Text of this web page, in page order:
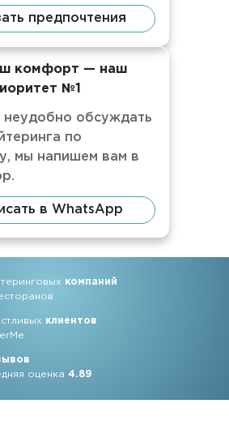
предпочтения
комфорт — наш
№1
неудобно обсуждать
по
мы напишем вам в
в WhatsApp
компаний
клиентов
оценка4.89